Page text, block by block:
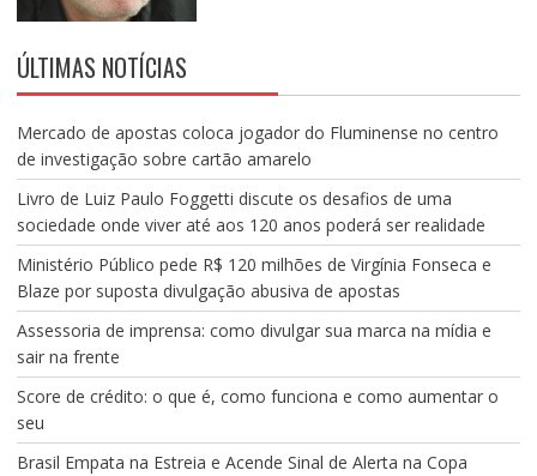
ÚLTIMAS NOTÍCIAS
Mercado de apostas coloca jogador do Fluminense no centro
de investigação sobre cartão amarelo
Livro de Luiz Paulo Foggetti discute os desafios de uma
sociedade onde viver até aos 120 anos poderá ser realidade
Ministério Público pede R$ 120 milhões de Virgínia Fonseca e
Blaze por suposta divulgação abusiva de apostas
Assessoria de imprensa: como divulgar sua marca na mídia e
sair na frente
Score de crédito: o que é, como funciona e como aumentar o
seu
Brasil Empata na Estreia e Acende Sinal de Alerta na Copa